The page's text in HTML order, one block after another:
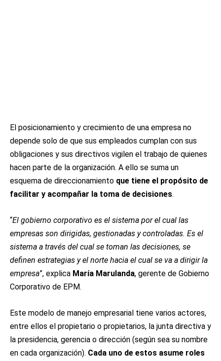
El posicionamiento y crecimiento de una empresa no
depende solo de que sus empleados cumplan con sus
obligaciones y sus directivos vigilen el trabajo de quienes
hacen parte de la organización. A ello se suma un
esquema de direccionamiento que tiene el propósito de
facilitar y acompañar la toma de decisiones.
“El gobierno corporativo es el sistema por el cual las
empresas son dirigidas, gestionadas y controladas. Es el
sistema a través del cual se toman las decisiones, se
definen estrategias y el norte hacia el cual se va a dirigir la
empresa”, explica María Marulanda, gerente de Gobierno
Corporativo de EPM.
Este modelo de manejo empresarial tiene varios actores,
entre ellos el propietario o propietarios, la junta directiva y
la presidencia, gerencia o dirección (según sea su nombre
en cada organización). Cada uno de estos asume roles